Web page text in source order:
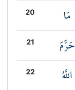
20 مَا
21 حَرَّمَ
22 اللَّهُ